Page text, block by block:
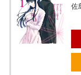
佐